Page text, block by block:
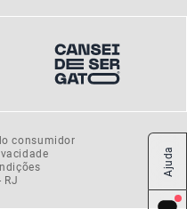
consumidor
RJ
Ajuda